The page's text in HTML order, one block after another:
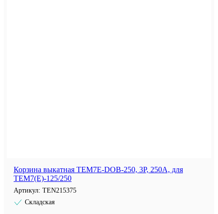
Корзина выкатная TEM7E-DOB-250, 3P, 250А, для
TEM7(E)-125/250
Артикул: TEN215375
Складская